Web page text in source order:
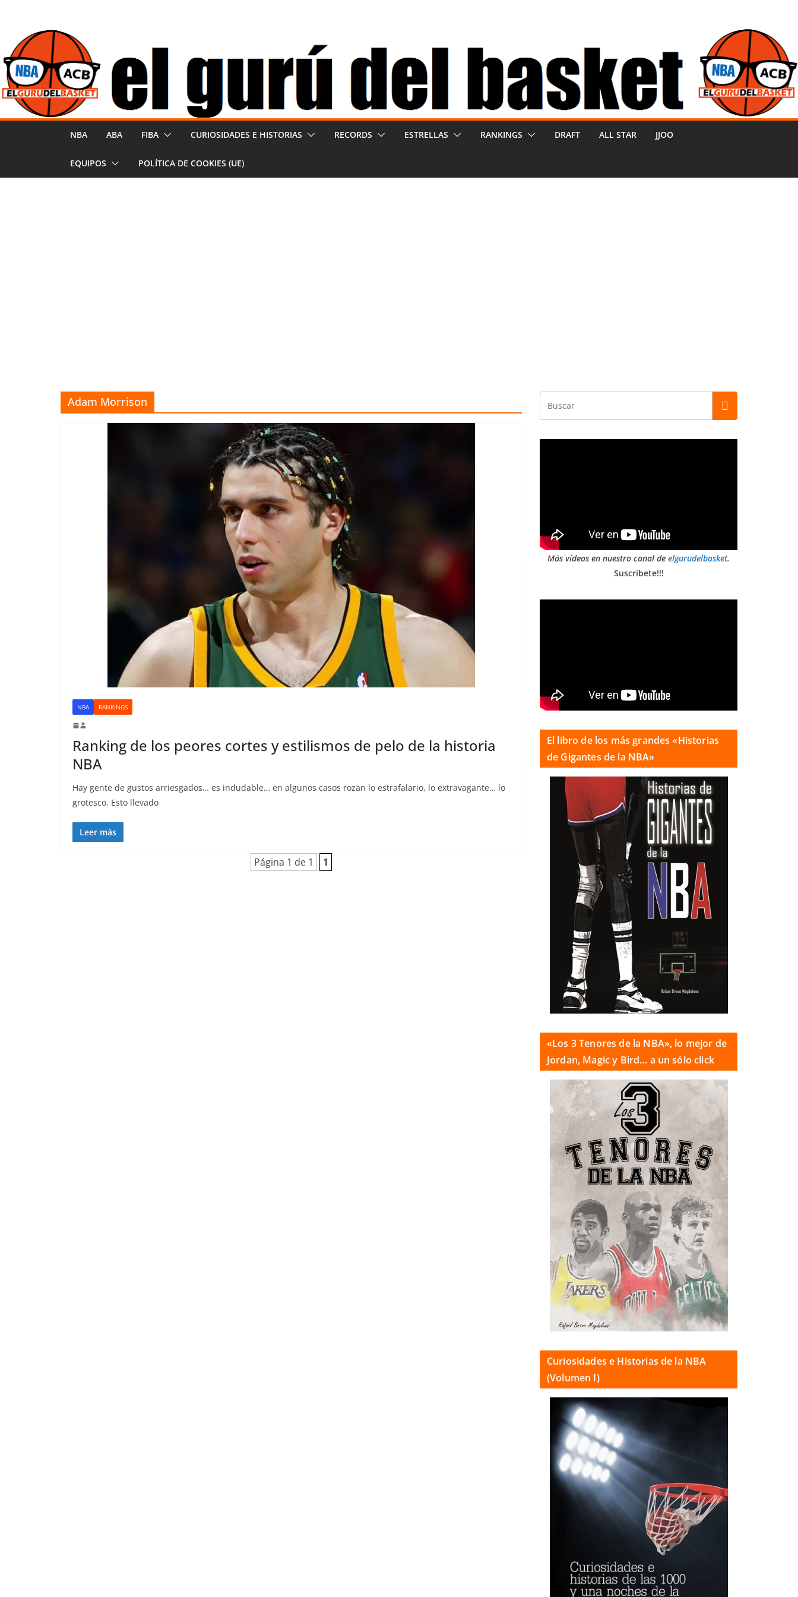
contenido
NBA ABA FIBA CURIOSIDADES E HISTORIAS RECORDS ESTRELLAS RANKINGS DRAFT ALL STAR JJOO
EQUIPOS POLÍTICA DE COOKIES (UE)
Adam Morrison
NBA RANKINGS
Ranking de los peores cortes y estilismos de pelo de la historia
NBA
Hay gente de gustos arriesgados… es indudable… en algunos casos rozan lo estrafalario, lo extravagante… lo
grotesco. Esto llevado
Leer más
Página 1 de 1 1
Más vídeos en nuestro canal de elgurudelbasket.
Suscríbete!!!
El libro de los más grandes «Historias
de Gigantes de la NBA»
«Los 3 Tenores de la NBA», lo mejor de
Jordan, Magic y Bird… a un sólo click
Curiosidades e Historias de la NBA
(Volumen I)